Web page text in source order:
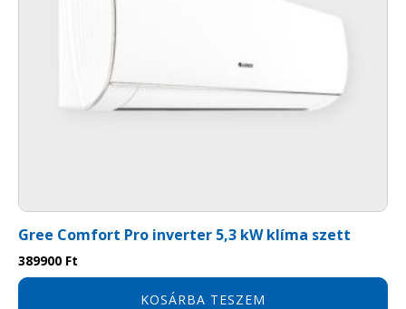
Gree Comfort Pro inverter 5,3 kW klíma szett
389900 Ft
KOSÁRBA TESZEM